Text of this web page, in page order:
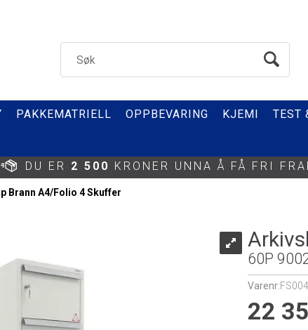
PAKKEMATRIELL OPPBEVARING KJEMI TEST
DU ER 2 500 KRONER UNNA Å FÅ FRI
Brann A4/Folio 4 Skuffer
60P
Varenr:FS004
22